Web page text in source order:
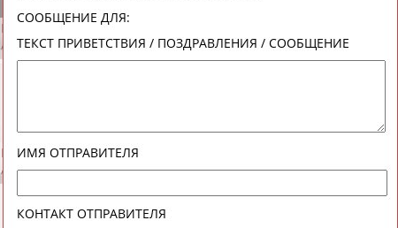
Екатерина
АБРАМОВА
Ирина
АБРАМОВА
АБРАМОВА
Иракли
АБРАМЯН
Осеп
АБРАМЯН
АБРАРОВ
СООБЩЕНИЕ ДЛЯ:
ТЕКСТ ПРИВЕТСТВИЯ / ПОЗДРАВЛЕНИЯ / СООБЩЕНИЕ
ИМЯ ОТПРАВИТЕЛЯ
КОНТАКТ ОТПРАВИТЕЛЯ